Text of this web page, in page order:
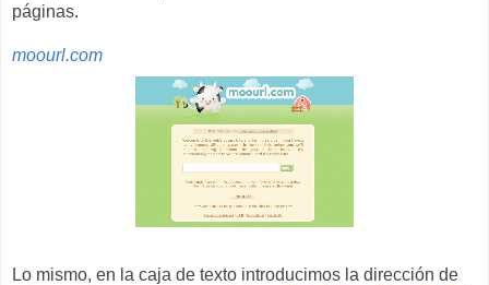
páginas.
moourl.com
Lo mismo, en la caja de texto introducimos la dirección de